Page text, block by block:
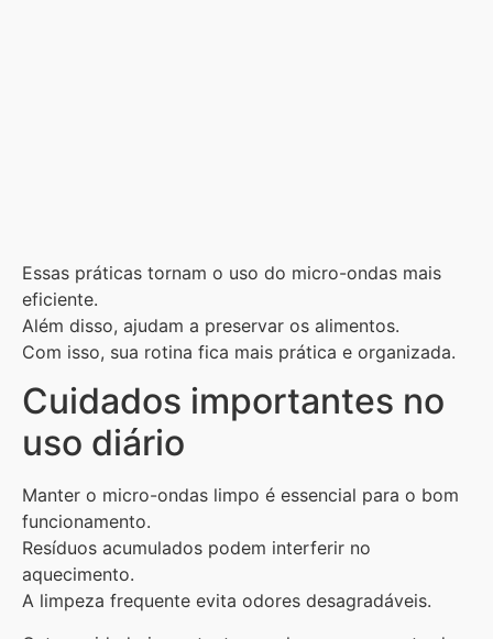
Essas práticas tornam o uso do micro-ondas mais
eficiente.
Além disso, ajudam a preservar os alimentos.
Com isso, sua rotina fica mais prática e organizada.
Cuidados importantes no
uso diário
Manter o micro-ondas limpo é essencial para o bom
funcionamento.
Resíduos acumulados podem interferir no
aquecimento.
A limpeza frequente evita odores desagradáveis.